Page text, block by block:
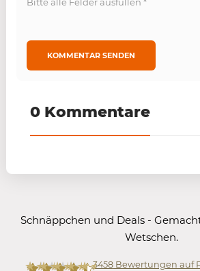
0 Kommentare
Schnäppchen und Deals -
Wetschen.
3458Bewertungen auf